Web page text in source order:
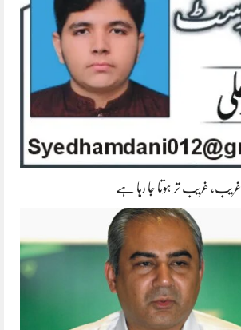
غریب، غریب تر ہوتا جا رہا ہے